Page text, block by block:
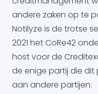
andere zaken op te
Notilyze is de trotse
2021 het CoRe42
host voor de
de enige partij die
aan andere partijen.